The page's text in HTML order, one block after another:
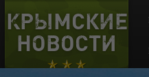
КРЫМСКИЕ
НОВОСТИ